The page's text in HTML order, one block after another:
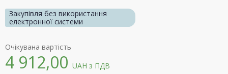
Закупівля без використання
електронної системи
Очікувана вартість
4 912,00 UAH з ПДВ